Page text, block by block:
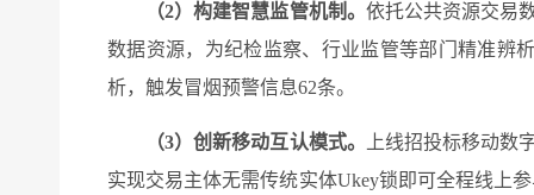
（2）构建智慧监管机制。 依托公共资源交易
数据资源，为纪检监察、行业监管等部门精准辨
析，触发冒烟预警信息62条。
（3）创新移动互认模式。 上线招投标移动数
实现交易主体无需传统实体Ukey锁即可全程线上